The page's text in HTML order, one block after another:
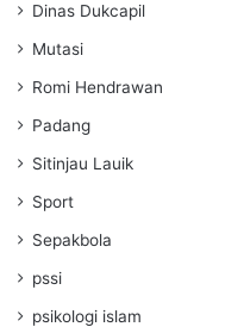
Dinas Dukcapil
Mutasi
Romi Hendrawan
Padang
Sitinjau Lauik
Sport
Sepakbola
pssi
psikologi islam